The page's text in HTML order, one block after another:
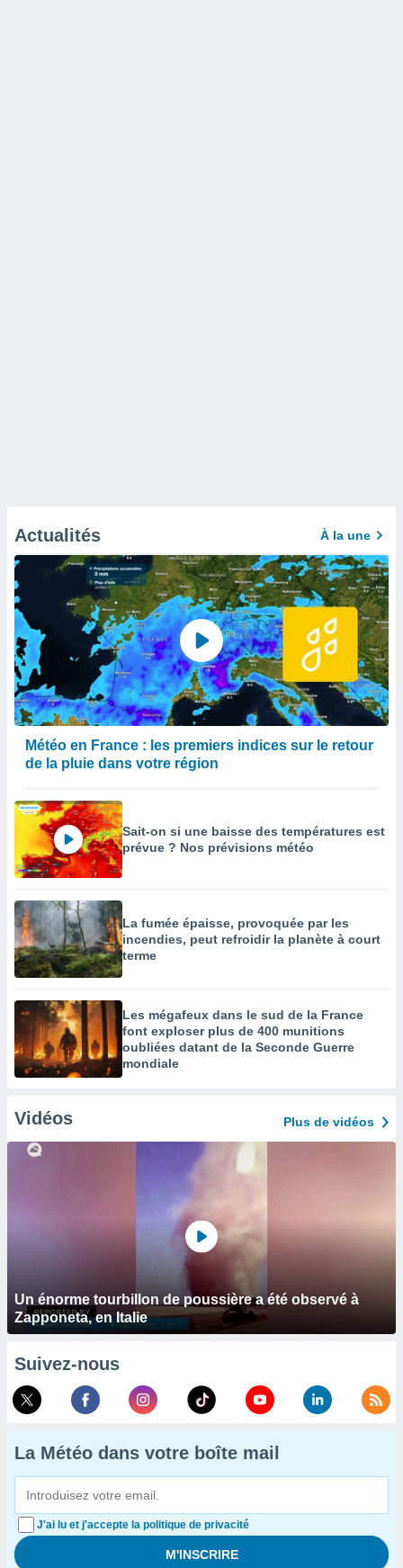
Actualités À la une
Météo en France : les premiers indices sur le retour
de la pluie dans votre région
Sait-on si une baisse des températures est
prévue ? Nos prévisions météo
La fumée épaisse, provoquée par les
incendies, peut refroidir la planète à court
terme
Les mégafeux dans le sud de la France
font exploser plus de 400 munitions
oubliées datant de la Seconde Guerre
mondiale
Vidéos Plus de vidéos
Un énorme tourbillon de poussière a été observé à
Zapponeta, en Italie
Suivez-nous
La Météo dans votre boîte mail
J'ai lu et j'accepte la politique de privacité